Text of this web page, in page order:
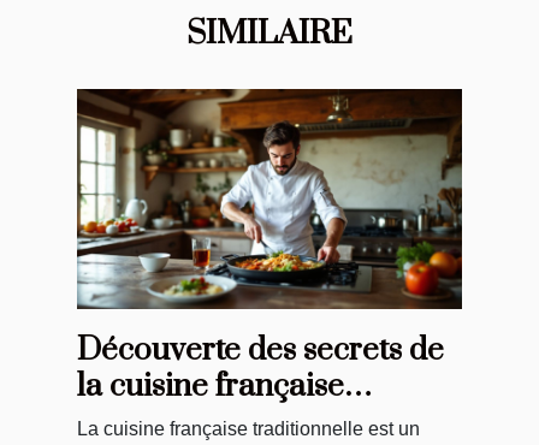
SIMILAIRE
Découverte des secrets de
la cuisine française
traditionnelle
La cuisine française traditionnelle est un